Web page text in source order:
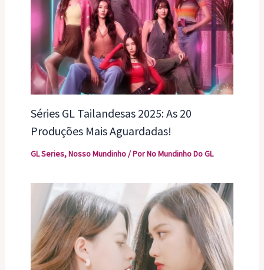
Séries GL Tailandesas 2025: As 20
Produções Mais Aguardadas!
GL Series,Nosso Mundinho/ PorNo Mundinho Do GL